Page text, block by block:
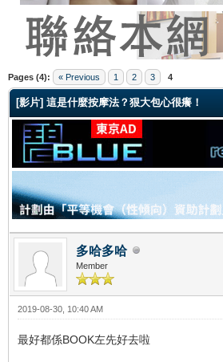
Pages (4): « Previous 1 2 3 4
[影片] 這是什麼按摩法？狠大包心很癢！
多哈多哈
Member
2019-08-30, 10:40 AM
最好都係BOOK左先好去啦